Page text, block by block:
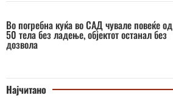
Во погребна куќа во САД чувале повеќе од
50 тела без ладење, објектот останал без
дозвола
Најчитано